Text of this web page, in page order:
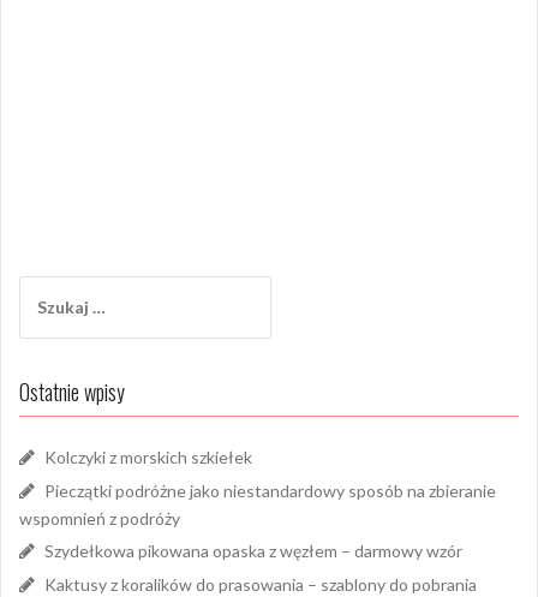
Ostatnie wpisy
Kolczyki z morskich szkiełek
Pieczątki podróżne jako niestandardowy sposób na zbieranie
wspomnień z podróży
Szydełkowa pikowana opaska z węzłem – darmowy wzór
Kaktusy z koralików do prasowania – szablony do pobrania